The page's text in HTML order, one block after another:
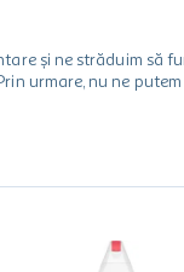
și ne străduim
urmare, nu ne